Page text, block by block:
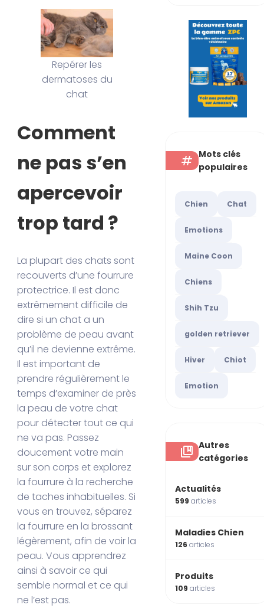
Repérer les
dermatoses du
chat
Comment
ne pas s’en
apercevoir
trop tard ?
La plupart des chats sont
recouverts d’une fourrure
protectrice. Il est donc
extrêmement difficile de
dire si un chat a un
problème de peau avant
qu’il ne devienne extrême.
Il est important de
prendre régulièrement le
temps d’examiner de près
la peau de votre chat
pour détecter tout ce qui
ne va pas. Passez
doucement votre main
sur son corps et explorez
la fourrure à la recherche
de taches inhabituelles. Si
vous en trouvez, séparez
la fourrure en la brossant
légèrement, afin de voir la
peau. Vous apprendrez
ainsi à savoir ce qui
semble normal et ce qui
ne l’est pas.
Mots clés
populaires
Chien Chat
Emotions
Maine Coon
Chiens
Shih Tzu
golden retriever
Hiver Chiot
Emotion
Autres
catégories
Actualités
599articles
Maladies Chien
126articles
Produits
109articles